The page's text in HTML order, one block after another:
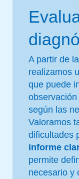
A partir de
realizamos
que puede
según las
Valoramos
dificultades
informe
permite
necesario y